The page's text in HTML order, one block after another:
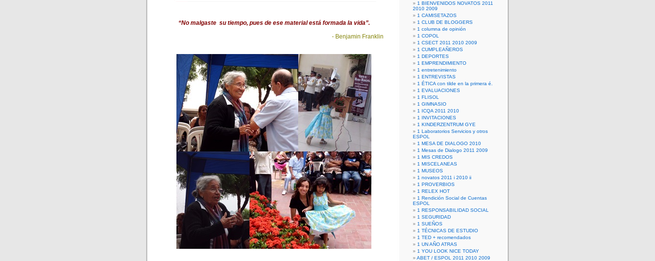
“No malgaste su tiempo, pues de ese material está formada la vida”.
- Benjamin Franklin
1 BIENVENIDOS NOVATOS 2011
2010 2009
1 CAMISETAZOS
1 CLUB DE BLOGGERS
1 columna de opinión
1 COPOL
1 CSECT 2011 2010 2009
1 CUMPLEAÑEROS
1 DEPORTES
1 EMPRENDIMIENTO
1 entretenimiento
1 ENTREVISTAS
1 ÉTICA con tilde en la primera é.
1 EVALUACIONES
1 FLISOL
1 GIMNASIO
1 ICQA 2011 2010
1 INVITACIONES
1 KINDERZENTRUM GYE
1 Laboratorios Servicios y otros
ESPOL
1 MESA DE DIALOGO 2010
1 Mesas de Dialogo 2011 2009
1 MIS CREDOS
1 MISCELANEAS
1 MUSEOS
1 novatos 2011 i 2010 ii
1 PROVERBIOS
1 RELEX HOT
1 Rendición Social de Cuentas
ESPOL
1 RESPONSABILIDAD SOCIAL
1 SEGURIDAD
1 SUEÑOS
1 TÉCNICAS DE ESTUDIO
1 TED + recomendados
1 UN AÑO ATRAS
1 YOU LOOK NICE TODAY
ABET / ESPOL 2011 2010 2009